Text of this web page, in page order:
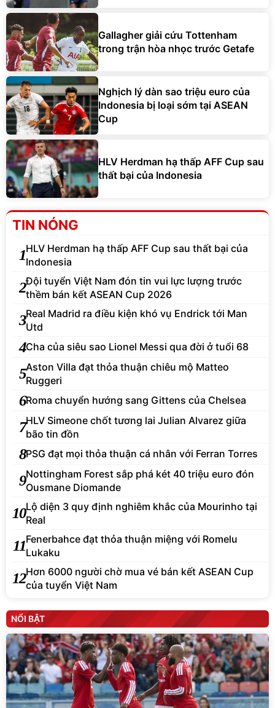
Gallagher giải cứu Tottenham
trong trận hòa nhọc trước Getafe
Nghịch lý dàn sao triệu euro của
Indonesia bị loại sớm tại ASEAN
Cup
HLV Herdman hạ thấp AFF Cup sau
thất bại của Indonesia
TIN NÓNG
1HLV Herdman hạ thấp AFF Cup sau thất bại của
Indonesia
2Đội tuyển Việt Nam đón tin vui lực lượng trước
thềm bán kết ASEAN Cup 2026
3Real Madrid ra điều kiện khó vụ Endrick tới Man
Utd
4Cha của siêu sao Lionel Messi qua đời ở tuổi 68
5Aston Villa đạt thỏa thuận chiêu mộ Matteo
Ruggeri
6Roma chuyển hướng sang Gittens của Chelsea
7HLV Simeone chốt tương lai Julian Alvarez giữa
bão tin đồn
8PSG đạt mọi thỏa thuận cá nhân với Ferran Torres
9Nottingham Forest sắp phá két 40 triệu euro đón
Ousmane Diomande
10Lộ diện 3 quy định nghiêm khắc của Mourinho tại
Real
11Fenerbahce đạt thỏa thuận miệng với Romelu
Lukaku
12Hơn 6000 người chờ mua vé bán kết ASEAN Cup
của tuyển Việt Nam
NỔI BẬT